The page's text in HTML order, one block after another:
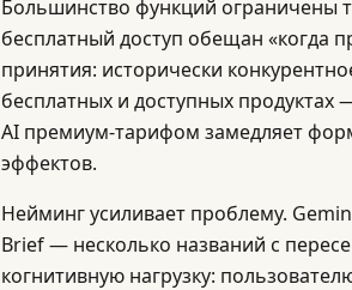
Большинство функций ограничены
бесплатный доступ обещан «когда
принятия: исторически
бесплатных и доступных продуктах
AI премиум-тарифом замедляет
эффектов.
Нейминг усиливает проблему.
Brief — несколько названий с
когнитивную нагрузку: